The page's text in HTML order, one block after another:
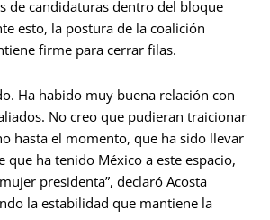
de candidaturas dentro del bloque
esto, la postura de la coalición
firme para cerrar filas.
Ha habido muy buena relación con
No creo que pudieran traicionar
hasta el momento, que ha sido llevar
que ha tenido México a este espacio,
presidenta”, declaró Acosta
la estabilidad que mantiene la